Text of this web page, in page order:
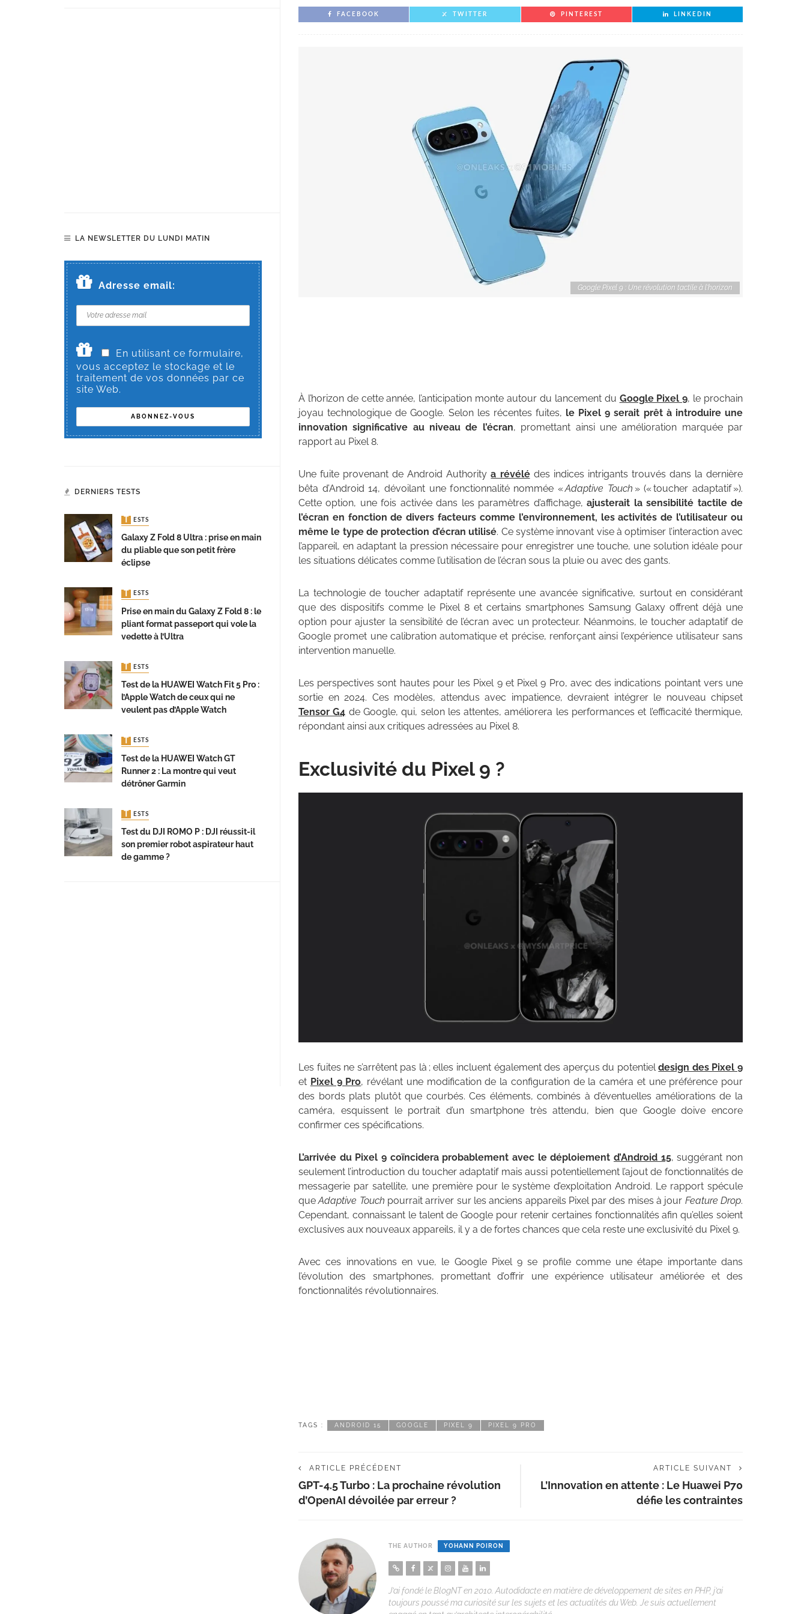
FACEBOOK TWITTER PINTEREST LINKEDIN
Google Pixel 9 : Une révolution tactile à l'horizon
À l’horizon de cette année, l’anticipation monte autour du lancement du Google Pixel 9, le prochain
joyau technologique de Google. Selon les récentes fuites, le Pixel 9 serait prêt à introduire une
innovation significative au niveau de l’écran, promettant ainsi une amélioration marquée par
rapport au Pixel 8.
Une fuite provenant de Android Authoritya révélédes indices intrigants trouvés dans la dernière
bêta d’Android 14, dévoilant une fonctionnalité nommée «Adaptive Touch » (« toucher adaptatif »).
Cette option, une fois activée dans les paramètres d’affichage,ajusterait la sensibilité tactile de
l’écran en fonction de divers facteurs comme l’environnement, les activités de l’utilisateur ou
même le type de protection d’écran utilisé. Ce système innovant vise à optimiser l’interaction avec
l’appareil, en adaptant la pression nécessaire pour enregistrer une touche, une solution idéale pour
les situations délicates comme l’utilisation de l’écran sous la pluie ou avec des gants.
La technologie de toucher adaptatif représente une avancée significative, surtout en considérant
que des dispositifs comme le Pixel 8 et certains smartphones Samsung Galaxy offrent déjà une
option pour ajuster la sensibilité de l’écran avec un protecteur. Néanmoins, le toucher adaptatif de
Google promet une calibration automatique et précise, renforçant ainsi l’expérience utilisateur sans
intervention manuelle.
Les perspectives sont hautes pour les Pixel 9 et Pixel 9 Pro, avec des indications pointant vers une
sortie en 2024. Ces modèles, attendus avec impatience, devraient intégrer le nouveau chipset
Tensor G4 de Google, qui, selon les attentes, améliorera les performances et l’efficacité thermique,
répondant ainsi aux critiques adressées au Pixel 8.
Exclusivité du Pixel 9 ?
Les fuites ne s’arrêtent pas là ; elles incluent également des aperçus du potentieldesign des Pixel 9
et Pixel 9 Pro, révélant une modification de la configuration de la caméra et une préférence pour
des bords plats plutôt que courbés. Ces éléments, combinés à d’éventuelles améliorations de la
caméra, esquissent le portrait d’un smartphone très attendu, bien que Google doive encore
confirmer ces spécifications.
L’arrivée du Pixel 9 coïncidera probablement avec le déploiement d’Android 15, suggérant non
seulement l’introduction du toucher adaptatif mais aussi potentiellement l’ajout de fonctionnalités de
messagerie par satellite, une première pour le système d’exploitation Android. Le rapport spécule
queAdaptive Touch pourrait arriver sur les anciens appareils Pixel par des mises à jour Feature Drop.
Cependant, connaissant le talent de Google pour retenir certaines fonctionnalités afin qu’elles soient
exclusives aux nouveaux appareils, il y a de fortes chances que cela reste une exclusivité du Pixel 9.
Avec ces innovations en vue, le Google Pixel 9 se profile comme une étape importante dans
l’évolution des smartphones, promettant d’offrir une expérience utilisateur améliorée et des
fonctionnalités révolutionnaires.
TAGS : ANDROID 15 GOOGLE PIXEL 9 PIXEL 9 PRO
ARTICLE PRÉCÉDENT
GPT-4.5 Turbo : La prochaine révolution
d’OpenAI dévoilée par erreur ?
ARTICLE SUIVANT
L’Innovation en attente : Le Huawei P70
défie les contraintes
THE AUTHOR YOHANN POIRON
J’ai fondé le BlogNT en 2010. Autodidacte en matière de développement de sites en PHP, j’ai
toujours poussé ma curiosité sur les sujets et les actualités du Web. Je suis actuellement
LA NEWSLETTER DU LUNDI MATIN
Adresse email:
En utilisant ce formulaire,
vous acceptez le stockage et le
traitement de vos données par ce
site Web.
DERNIERS TESTS
TESTS
Galaxy Z Fold 8 Ultra : prise en main
du pliable que son petit frère
éclipse
TESTS
Prise en main du Galaxy Z Fold 8 : le
pliant format passeport qui vole la
vedette à l’Ultra
TESTS
Test de la HUAWEI Watch Fit 5 Pro :
l’Apple Watch de ceux qui ne
veulent pas d’Apple Watch
TESTS
Test de la HUAWEI Watch GT
Runner 2 : La montre qui veut
détrôner Garmin
TESTS
Test du DJI ROMO P : DJI réussit-il
son premier robot aspirateur haut
de gamme ?